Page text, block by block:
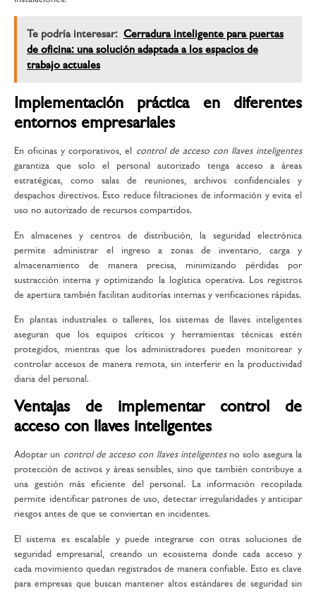
Te podría interesar: Cerradura inteligente para puertas
de oficina: una solución adaptada a los espacios de
trabajo actuales
Implementación práctica en diferentes
entornos empresariales
En oficinas y corporativos, el control de acceso con llaves inteligentes
garantiza que solo el personal autorizado tenga acceso a áreas
estratégicas, como salas de reuniones, archivos confidenciales y
despachos directivos. Esto reduce filtraciones de información y evita el
uso no autorizado de recursos compartidos.
En almacenes y centros de distribución, la seguridad electrónica
permite administrar el ingreso a zonas de inventario, carga y
almacenamiento de manera precisa, minimizando pérdidas por
sustracción interna y optimizando la logística operativa. Los registros
de apertura también facilitan auditorías internas y verificaciones rápidas.
En plantas industriales o talleres, los sistemas de llaves inteligentes
aseguran que los equipos críticos y herramientas técnicas estén
protegidos, mientras que los administradores pueden monitorear y
controlar accesos de manera remota, sin interferir en la productividad
diaria del personal.
Ventajas de implementar control de
acceso con llaves inteligentes
Adoptar un control de acceso con llaves inteligentesno solo asegura la
protección de activos y áreas sensibles, sino que también contribuye a
una gestión más eficiente del personal. La información recopilada
permite identificar patrones de uso, detectar irregularidades y anticipar
riesgos antes de que se conviertan en incidentes.
El sistema es escalable y puede integrarse con otras soluciones de
seguridad empresarial, creando un ecosistema donde cada acceso y
cada movimiento quedan registrados de manera confiable. Esto es clave
para empresas que buscan mantener altos estándares de seguridad sin